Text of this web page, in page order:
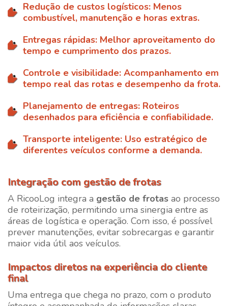
Redução de custos logísticos: Menos
combustível, manutenção e horas extras.
Entregas rápidas: Melhor aproveitamento do
tempo e cumprimento dos prazos.
Controle e visibilidade: Acompanhamento em
tempo real das rotas e desempenho da frota.
Planejamento de entregas: Roteiros
desenhados para eficiência e confiabilidade.
Transporte inteligente: Uso estratégico de
diferentes veículos conforme a demanda.
Integração com gestão de frotas
A RicooLog integra a gestão de frotas ao processo
de roteirização, permitindo uma sinergia entre as
áreas de logística e operação. Com isso, é possível
prever manutenções, evitar sobrecargas e garantir
maior vida útil aos veículos.
Impactos diretos na experiência do cliente
final
Uma entrega que chega no prazo, com o produto